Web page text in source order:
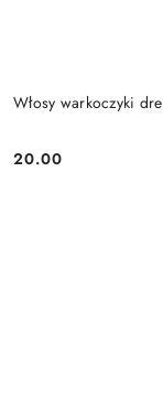
Włosy warkoczyki
Cena:
20.00